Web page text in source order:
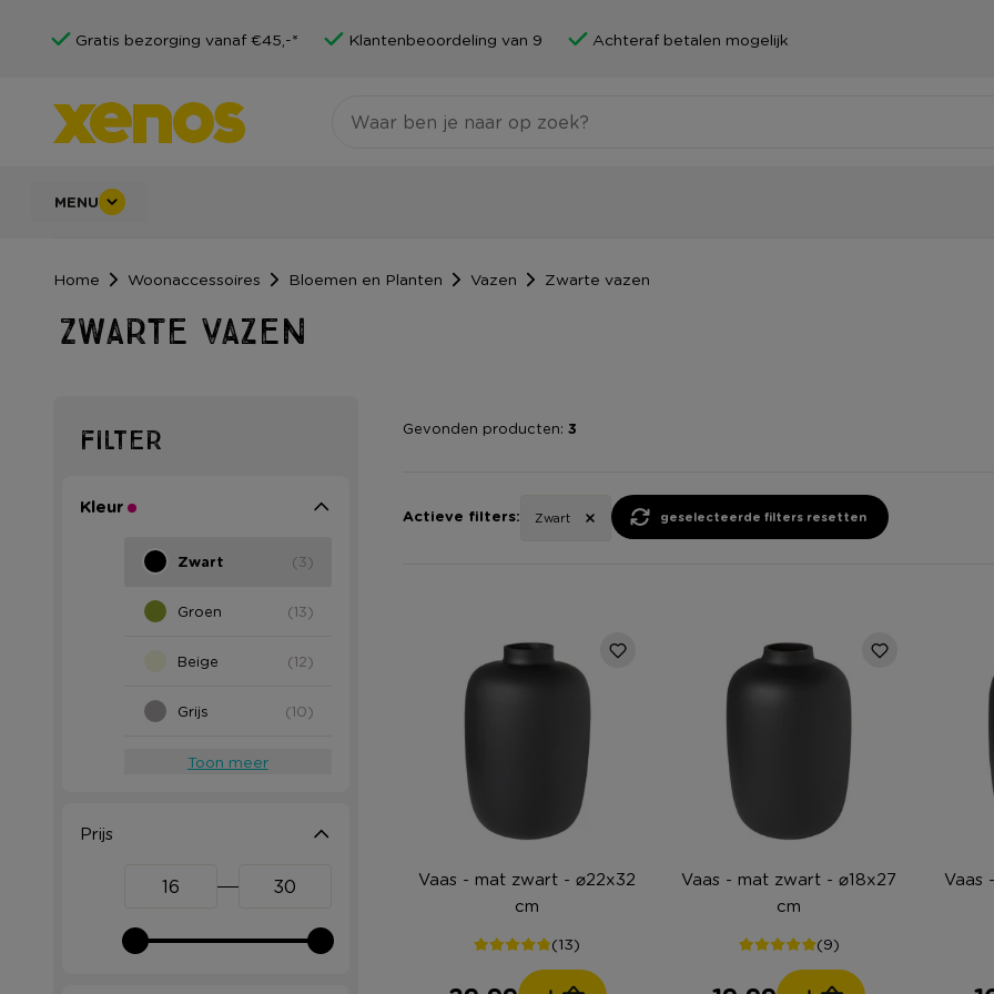
Gratis bezorging vanaf €45,-* Klantenbeoordeling van 9 Achteraf betalen mogelijk
MENU
Home Woonaccessoires Bloemen en Planten Vazen Zwarte vazen
Zwarte vazen
Filter
Kleur
Zwart (3)
Groen (13)
Beige (12)
Grijs (10)
Toon meer
Prijs
Gevonden producten: 3
Actieve filters: Zwart geselecteerde filters resetten
Vaas - mat zwart - ⌀22x32
cm
(13)
Vaas - mat zwart - ⌀18x27
cm
(9)
Vaas